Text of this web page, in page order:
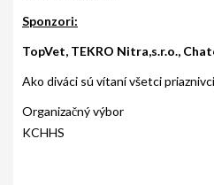
Sponzori:
TopVet, TEKRO Nitra,s.r.o.,
Ako diváci sú vítaní všetci
Organizačný výbor
KCHHS